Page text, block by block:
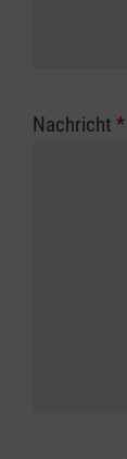
Nachricht *